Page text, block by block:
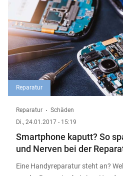
Reparatur
Reparatur
Schäden
Di., 24.01.2017 - 15:19
Smartphone kaputt? So
und Nerven bei der
Eine Handyreparatur steht an?